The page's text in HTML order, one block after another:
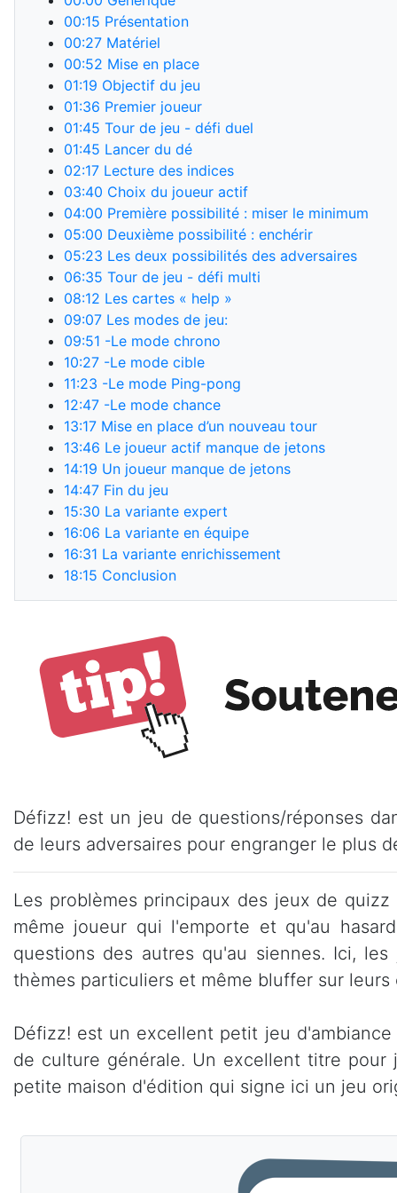
00:15 Présentation
00:27 Matériel
00:52 Mise en place
01:19 Objectif du jeu
01:36 Premier joueur
01:45 Tour de jeu - défi duel
01:45 Lancer du dé
02:17 Lecture des indices
03:40 Choix du joueur actif
04:00 Première possibilité : miser le minimum
05:00 Deuxième possibilité : enchérir
05:23 Les deux possibilités des adversaires
06:35 Tour de jeu - défi multi
08:12 Les cartes « help »
09:07 Les modes de jeu:
09:51 -Le mode chrono
10:27 -Le mode cible
11:23 -Le mode Ping-pong
12:47 -Le mode chance
13:17 Mise en place d’un nouveau tour
13:46 Le joueur actif manque de jetons
14:19 Un joueur manque de jetons
14:47 Fin du jeu
15:30 La variante expert
16:06 La variante en équipe
16:31 La variante enrichissement
18:15 Conclusion
Défizz! est un jeu de questions/réponses
de leurs adversaires pour engranger le plus
Les problèmes principaux des jeux de
même joueur qui l'emporte et qu'au
questions des autres qu'au siennes. Ici,
thèmes particuliers et même bluffer sur leurs
Défizz! est un excellent petit jeu
de culture générale. Un excellent titre
petite maison d'édition qui signe ici un jeu